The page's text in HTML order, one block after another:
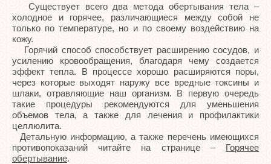
Существует всего два метода обертывания тела –
холодное и горячее, различающиеся между собой не
только по температуре, но и по своему воздействию на
кожу.
Горячий способ способствует расширению сосудов, и
усилению кровообращения, благодаря чему создается
эффект тепла. В процессе хорошо расширяются поры,
через которые выходят наружу все вредные токсины и
шлаки, отравляющие наш организм. В первую очередь
такие процедуры рекомендуются для уменьшения
объемов тела, а также для лечения и профилактики
целлюлита.
Детальную информацию, а также перечень имеющихся
противопоказаний читайте на странице – Горячее
обертывание.